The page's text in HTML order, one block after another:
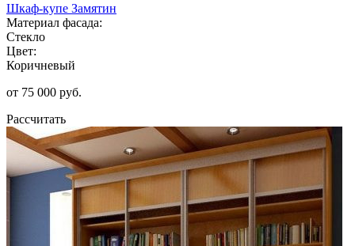
Шкаф-купе Замятин
Материал фасада:
Стекло
Цвет:
Коричневый
от 75 000 руб.
Рассчитать